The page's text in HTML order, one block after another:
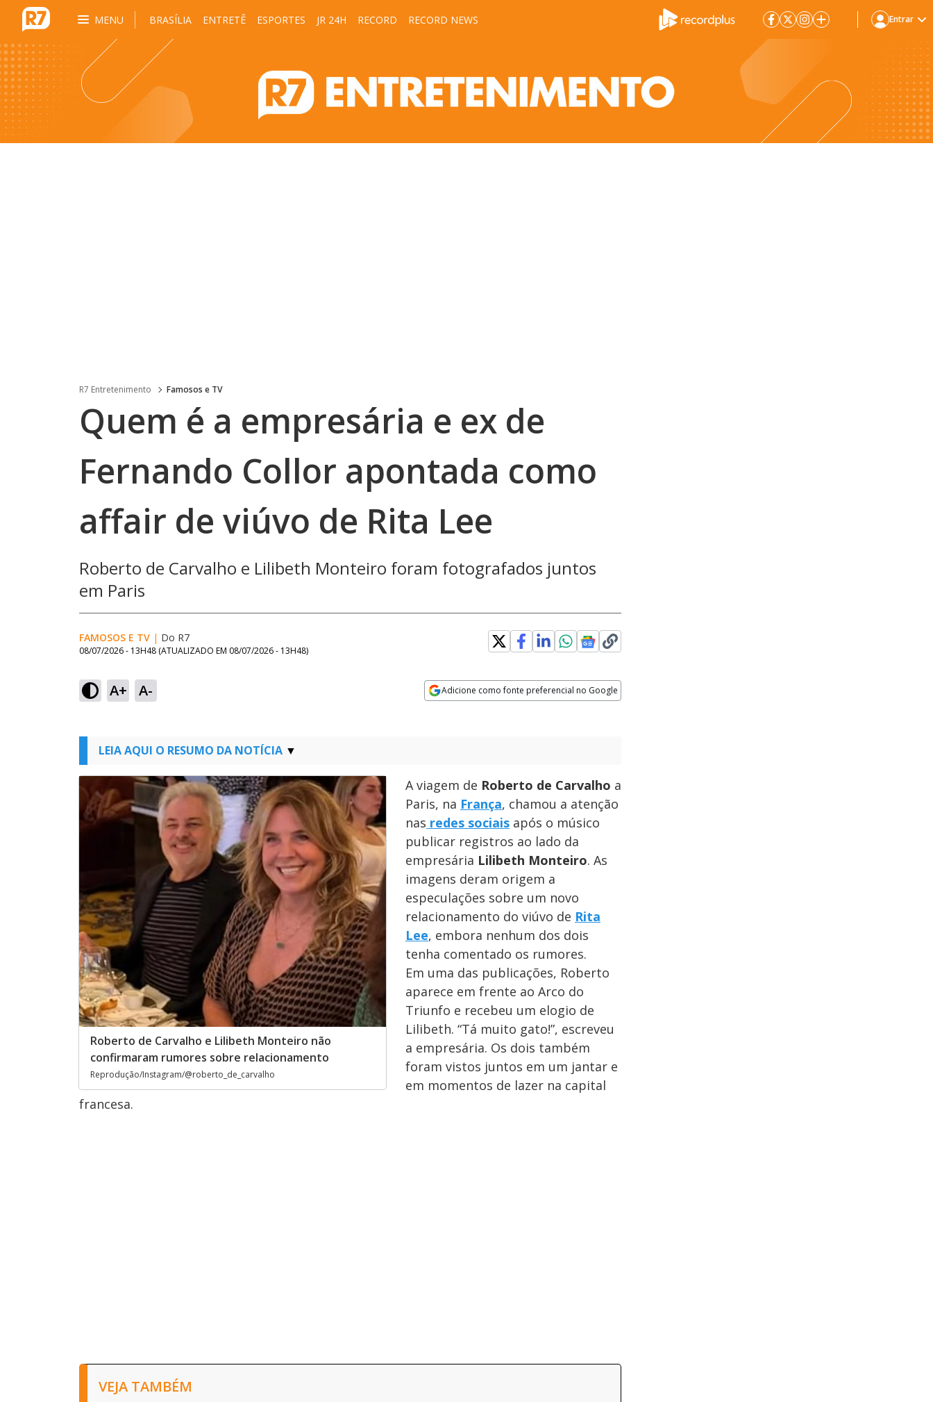
MENU BRASÍLIA ENTRETÊ ESPORTES JR 24H RECORD RECORD NEWS Entrar
R7 Entretenimento Famosos e TV
Quem é a empresária e ex de
Fernando Collor apontada como
affair de viúvo de Rita Lee
Roberto de Carvalho e Lilibeth Monteiro foram fotografados juntos
em Paris
FAMOSOS E TV | Do R7
08/07/2026 - 13H48 (ATUALIZADO EM 08/07/2026 - 13H48)
A+ A- Adicione como fonte preferencial no Google
LEIA AQUI O RESUMO DA NOTÍCIA
Roberto de Carvalho e Lilibeth Monteiro não
confirmaram rumores sobre relacionamento
Reprodução/Instagram/@roberto_de_carvalho
A viagem de Roberto de Carvalho a
Paris, na França, chamou a atenção
nas redes sociais após o músico
publicar registros ao lado da
empresária Lilibeth Monteiro. As
imagens deram origem a
especulações sobre um novo
relacionamento do viúvo de Rita
Lee, embora nenhum dos dois
tenha comentado os rumores.
Em uma das publicações, Roberto
aparece em frente ao Arco do
Triunfo e recebeu um elogio de
Lilibeth. “Tá muito gato!”, escreveu
a empresária. Os dois também
foram vistos juntos em um jantar e
em momentos de lazer na capital
francesa.
VEJA TAMBÉM